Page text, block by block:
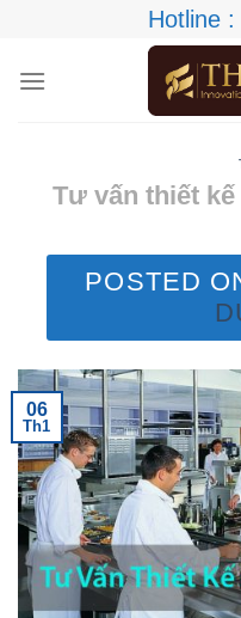
content
Hotline :
Tư vấn thiết
POSTED
06
Th1